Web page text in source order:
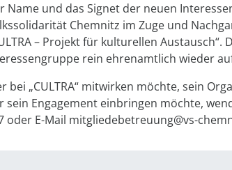
Name und das Signet der neuen
Chemnitz im Zuge und
– Projekt für kulturellen
rein ehrenamtlich wieder
bei „CULTRA“ mitwirken möchte, sein
sein Engagement einbringen möchte,
oder E-Mail mitgliedebetreuung@vs-